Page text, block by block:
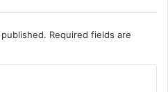
Required fields are